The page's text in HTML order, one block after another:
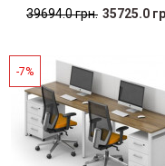
39694.0 грн. 35725.0
-7%